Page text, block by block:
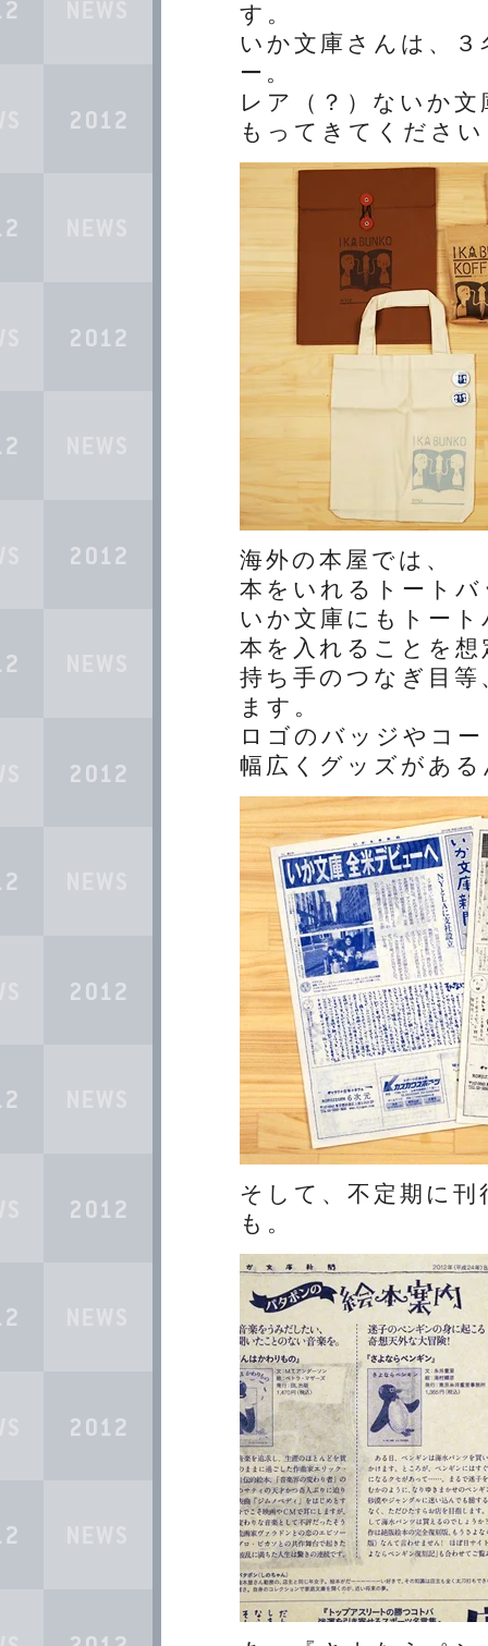
す。
いか文庫さんは、
ー。
レア（？）ないか
もってきてくださ
海外の本屋では、
本をいれるトート
いか文庫にもトー
本を入れることを
持ち手のつなぎ目
ます。
ロゴのバッジやコ
幅広くグッズがあ
そして、不定期に
も。